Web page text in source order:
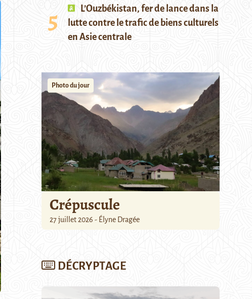
L’Ouzbékistan, fer de lance dans la
lutte contre le trafic de biens culturels
en Asie centrale
Photo du jour
Crépuscule
27 juillet 2026 - Élyne Dragée
DÉCRYPTAGE